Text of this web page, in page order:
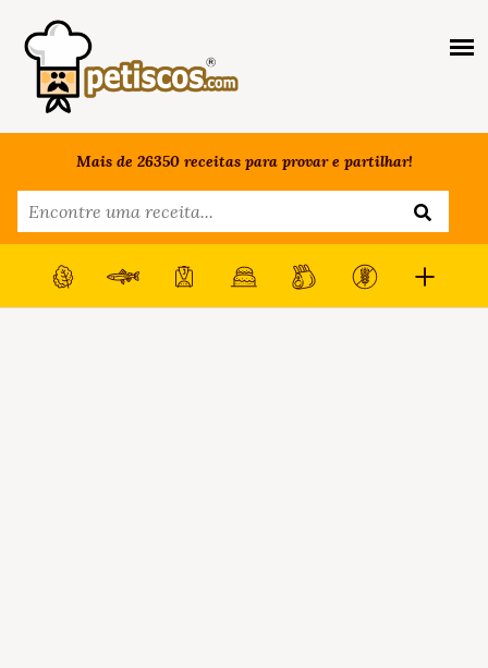
Mais de 26350 receitas para provar e partilhar!